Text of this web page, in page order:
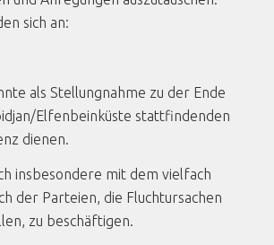
sich an:
als Stellungnahme zu der Ende
Elfenbeinküste stattfindenden
dienen.
insbesondere mit dem vielfach
der Parteien, die Fluchtursachen
zu beschäftigen.